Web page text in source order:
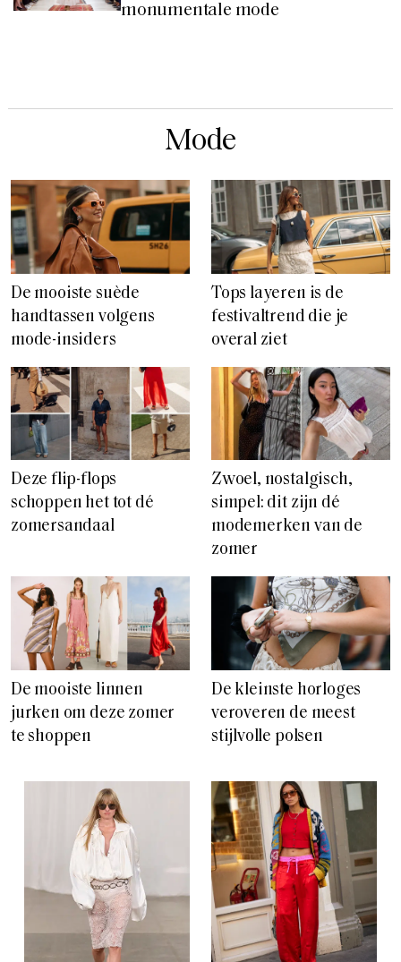
monumentale mode
Mode
De mooiste suède
handtassen volgens
mode-insiders
Tops layeren is de
festivaltrend die je
overal ziet
Deze flip-flops
schoppen het tot dé
zomersandaal
Zwoel, nostalgisch,
simpel: dit zijn dé
modemerken van de
zomer
De mooiste linnen
jurken om deze zomer
te shoppen
De kleinste horloges
veroveren de meest
stijlvolle polsen